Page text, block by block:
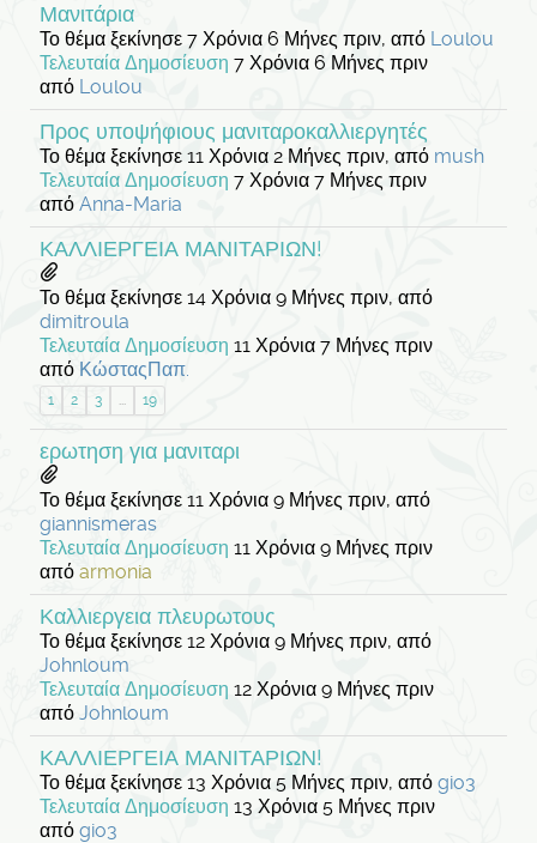
Μανιτάρια
Το θέμα ξεκίνησε 7 Χρόνια 6 Μήνες πριν, από Loulou
Τελευταία Δημοσίευση 7 Χρόνια 6 Μήνες πριν
από Loulou
Προς υποψήφιους μανιταροκαλλιεργητές
Το θέμα ξεκίνησε 11 Χρόνια 2 Μήνες πριν, από mush
Τελευταία Δημοσίευση 7 Χρόνια 7 Μήνες πριν
από Anna-Maria
ΚΑΛΛΙΕΡΓΕΙΑ ΜΑΝΙΤΑΡΙΩΝ!
Το θέμα ξεκίνησε 14 Χρόνια 9 Μήνες πριν, από
dimitroula
Τελευταία Δημοσίευση 11 Χρόνια 7 Μήνες πριν
από ΚώσταςΠαπ.
1 2 3 ... 19
ερωτηση για μανιταρι
Το θέμα ξεκίνησε 11 Χρόνια 9 Μήνες πριν, από
giannismeras
Τελευταία Δημοσίευση 11 Χρόνια 9 Μήνες πριν
από armonia
Καλλιεργεια πλευρωτους
Το θέμα ξεκίνησε 12 Χρόνια 9 Μήνες πριν, από
Johnloum
Τελευταία Δημοσίευση 12 Χρόνια 9 Μήνες πριν
από Johnloum
ΚΑΛΛΙΕΡΓΕΙΑ ΜΑΝΙΤΑΡΙΩΝ!
Το θέμα ξεκίνησε 13 Χρόνια 5 Μήνες πριν, από gio3
Τελευταία Δημοσίευση 13 Χρόνια 5 Μήνες πριν
από gio3